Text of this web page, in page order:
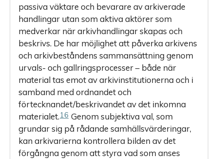
passiva väktare och bevarare av arkiverade
handlingar utan som aktiva aktörer som
medverkar när arkivhandlingar skapas och
beskrivs. De har möjlighet att påverka arkivens
och arkivbeståndens sammansättning genom
urvals- och gallringsprocesser – både när
material tas emot av arkivinstitutionerna och i
samband med ordnandet och
förtecknandet/beskrivandet av det inkomna
materialet.16 Genom subjektiva val, som
grundar sig på rådande samhällsvärderingar,
kan arkivarierna kontrollera bilden av det
förgångna genom att styra vad som anses